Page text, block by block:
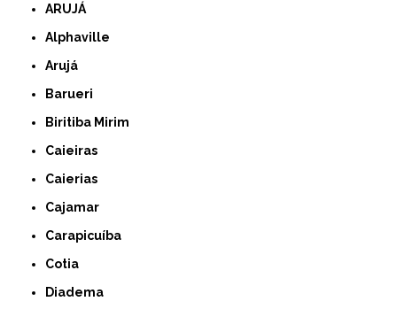
ARUJÁ
Alphaville
Arujá
Barueri
Biritiba Mirim
Caieiras
Caierias
Cajamar
Carapicuíba
Cotia
Diadema